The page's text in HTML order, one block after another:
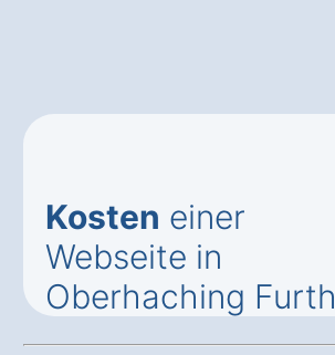
Kosten einer
Webseite in
Oberhaching Furth